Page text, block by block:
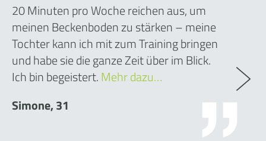
20 Minuten pro Woche reichen aus, um
meinen Beckenboden zu stärken – meine
Tochter kann ich mit zum Training bringen
und habe sie die ganze Zeit über im Blick.
Ich bin begeistert.Mehr dazu…
Simone, 31